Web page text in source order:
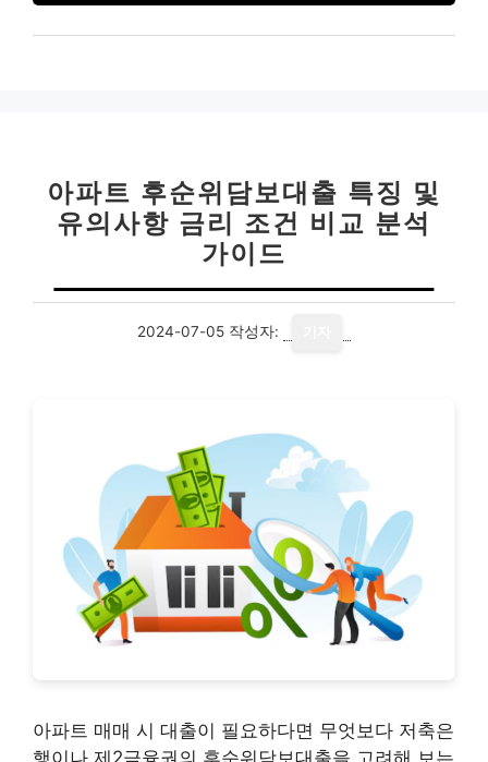
아파트 후순위담보대출 특징 및
유의사항 금리 조건 비교 분석
가이드
2024-07-05 작성자:
아파트 매매 시 대출이 필요하다면 무엇보다 저축은